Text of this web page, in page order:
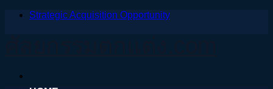
ข้าม
Strategic Acquisition Opportunity